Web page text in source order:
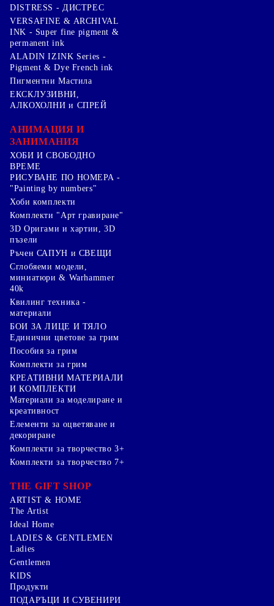
DISTRESS - ДИСТРЕС
VERSAFINE & ARCHIVAL
INK - Super fine pigment &
permanent ink
ALADIN IZINK Series -
Pigment & Dye French ink
Пигментни Мастила
ЕКСКЛУЗИВНИ,
АЛКОХОЛНИ и СПРЕЙ
АНИМАЦИЯ И
ЗАНИМАНИЯ
ХОБИ И СВОБОДНО
ВРЕМЕ
РИСУВАНЕ ПО НОМЕРА -
"Painting by numbers"
Хоби комплекти
Комплекти "Арт гравиране"
3D Оригами и хартии, 3D
пъзели
Ръчен САПУН и СВЕЩИ
Сглобяеми модели,
миниатюри & Warhammer
40k
Квилинг техника -
материали
БОИ ЗА ЛИЦЕ И ТЯЛО
Единични цветове за грим
Пособия за грим
Комплекти за грим
КРЕАТИВНИ МАТЕРИАЛИ
И КОМПЛЕКТИ
Mатериали за моделиране и
креативност
Елементи за оцветяване и
декориране
Комплекти за творчество 3+
Комплекти за творчество 7+
THE GIFT SHOP
ARTIST & HOME
The Artist
Ideal Home
LADIES & GENTLEMEN
Ladies
Gentlemen
KIDS
Продукти
ПОДАРЪЦИ И СУВЕНИРИ